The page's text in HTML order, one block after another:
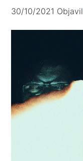
30/10/2021 Objavil